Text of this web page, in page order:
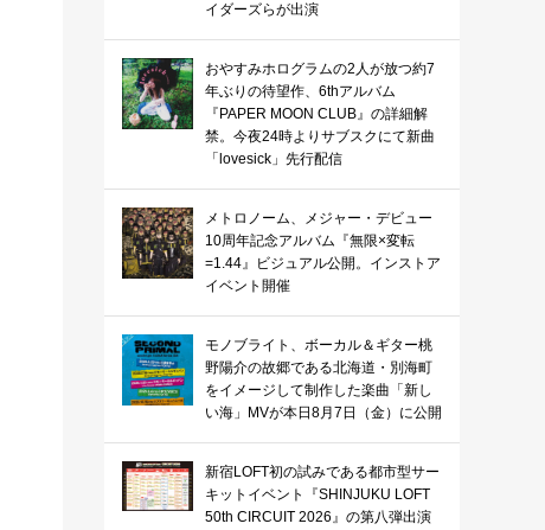
イダーズらが出演
おやすみホログラムの2人が放つ約7
年ぶりの待望作、6thアルバム
『PAPER MOON CLUB』の詳細解
禁。今夜24時よりサブスクにて新曲
「lovesick」先行配信
メトロノーム、メジャー・デビュー
10周年記念アルバム『無限×変転
=1.44』ビジュアル公開。インストア
イベント開催
モノブライト、ボーカル＆ギター桃
野陽介の故郷である北海道・別海町
をイメージして制作した楽曲「新し
い海」MVが本日8月7日（金）に公開
新宿LOFT初の試みである都市型サー
キットイベント『SHINJUKU LOFT
50th CIRCUIT 2026』の第八弾出演